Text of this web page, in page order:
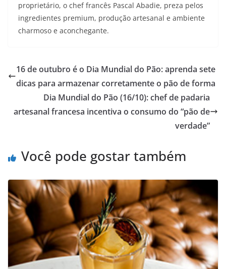
proprietário, o chef francês Pascal Abadie, preza pelos
ingredientes premium, produção artesanal e ambiente
charmoso e aconchegante.
16 de outubro é o Dia Mundial do Pão: aprenda sete
dicas para armazenar corretamente o pão de forma
Dia Mundial do Pão (16/10): chef de padaria
artesanal francesa incentiva o consumo do “pão de
verdade”
Você pode gostar também